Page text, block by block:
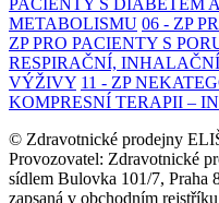
METABOLISMU 06 - ZP
ZP PRO PACIENTY S
RESPIRAČNÍ,
VÝŽIVY 11 - ZP
KOMPRESNÍ TERAPII –
© Zdravotnické prodejny
Provozovatel: Zdravotnické
sídlem Bulovka 101/7, Praha
zapsaná v obchodním